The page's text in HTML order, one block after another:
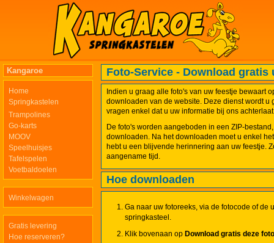
Kangaroe
Home
Springkastelen
Trampolines
Go-karts
MOOV
Speelhuisjes
Tafelspelen
Voetbaldoelen
Winkelwagen
Gratis levering
Hoe reserveren?
Foto-Service - Download gratis
Indien u graag alle foto's van uw feestje bewaart
downloaden van de website. Deze dienst wordt
vragen enkel dat u uw informatie bij ons
De foto's worden aangeboden in een ZIP-
downloaden. Na het downloaden moet u enkel
hebt u een blijvende herinnering aan uw feestje.
aangename tijd.
Hoe downloaden
Ga naar uw fotoreeks, via de fotocode of
springkasteel.
Klik bovenaan op Download gratis deze